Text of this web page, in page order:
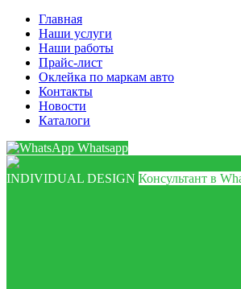
Главная
Наши услуги
Наши работы
Прайс-лист
Оклейка по маркам авто
Контакты
Новости
Каталоги
Whatsapp
INDIVIDUAL DESIGN Консультант в